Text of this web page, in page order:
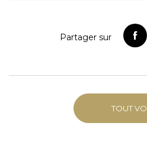
Partager sur
TOUT